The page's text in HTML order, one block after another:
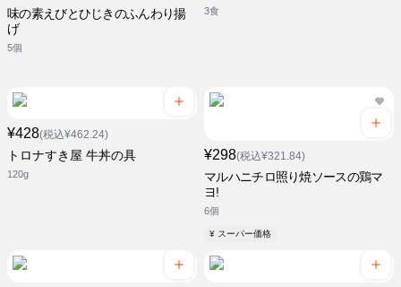
味の素えびとひじきのふんわり揚
げ
5個
3食
¥428(税込¥462.24)
トロナすき屋 牛丼の具
120g
¥298(税込¥321.84)
マルハニチロ照り焼ソースの鶏マ
ヨ!
6個
¥ スーパー価格